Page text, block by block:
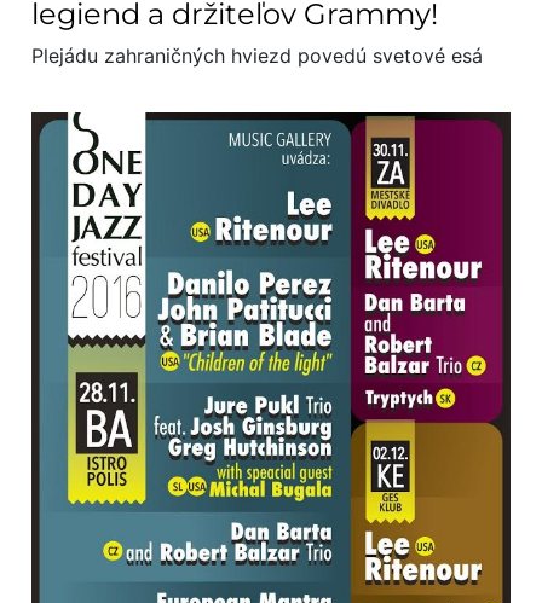
legiend a držiteľov Grammy!
Plejádu zahraničných hviezd povedú svetové esá